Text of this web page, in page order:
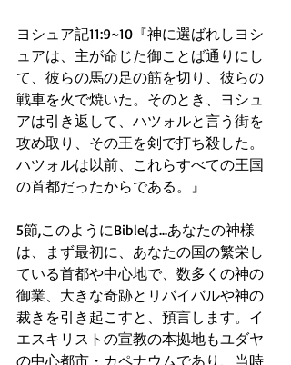
ヨシュア記11:9~10『神に選ばれしヨシ
ュアは、主が命じた御ことば通りにし
て、彼らの馬の足の筋を切り、彼らの
戦車を火で焼いた。そのとき、ヨシュ
アは引き返して、ハツォルと言う街を
攻め取り、その王を剣で打ち殺した。
ハツォルは以前、これらすべての王国
の首都だったからである。』
5節,このようにBibleは...あなたの神様
は、まず最初に、あなたの国の繁栄し
ている首都や中心地で、数多くの神の
御業、大きな奇跡とリバイバルや神の
裁きを引き起こすと、預言します。イ
エスキリストの宣教の本拠地もユダヤ
の中心都市・カペナウムであり、当時